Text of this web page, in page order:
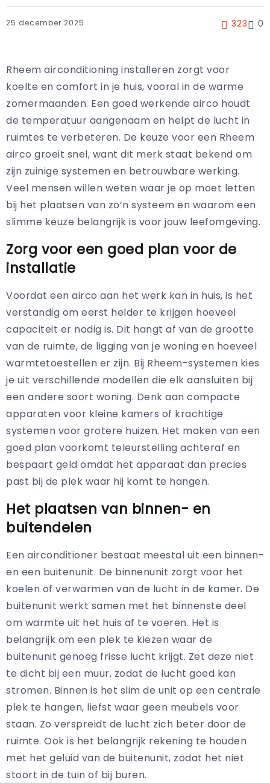
25 december 2025 323 0
Rheem airconditioning installeren zorgt voor
koelte en comfort in je huis, vooral in de warme
zomermaanden. Een goed werkende airco houdt
de temperatuur aangenaam en helpt de lucht in
ruimtes te verbeteren. De keuze voor een Rheem
airco groeit snel, want dit merk staat bekend om
zijn zuinige systemen en betrouwbare werking.
Veel mensen willen weten waar je op moet letten
bij het plaatsen van zo’n systeem en waarom een
slimme keuze belangrijk is voor jouw leefomgeving.
Zorg voor een goed plan voor de
installatie
Voordat een airco aan het werk kan in huis, is het
verstandig om eerst helder te krijgen hoeveel
capaciteit er nodig is. Dit hangt af van de grootte
van de ruimte, de ligging van je woning en hoeveel
warmtetoestellen er zijn. Bij Rheem-systemen kies
je uit verschillende modellen die elk aansluiten bij
een andere soort woning. Denk aan compacte
apparaten voor kleine kamers of krachtige
systemen voor grotere huizen. Het maken van een
goed plan voorkomt teleurstelling achteraf en
bespaart geld omdat het apparaat dan precies
past bij de plek waar hij komt te hangen.
Het plaatsen van binnen- en
buitendelen
Een airconditioner bestaat meestal uit een binnen-
en een buitenunit. De binnenunit zorgt voor het
koelen of verwarmen van de lucht in de kamer. De
buitenunit werkt samen met het binnenste deel
om warmte uit het huis af te voeren. Het is
belangrijk om een plek te kiezen waar de
buitenunit genoeg frisse lucht krijgt. Zet deze niet
te dicht bij een muur, zodat de lucht goed kan
stromen. Binnen is het slim de unit op een centrale
plek te hangen, liefst waar geen meubels voor
staan. Zo verspreidt de lucht zich beter door de
ruimte. Ook is het belangrijk rekening te houden
met het geluid van de buitenunit, zodat het niet
stoort in de tuin of bij buren.